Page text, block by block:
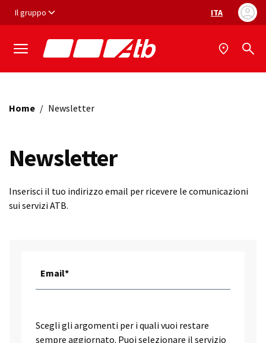
Vai ai contenuti
Vai al footer
Il gruppo Selezione
ITA
Home / Newsletter
Newsletter
Inserisci il tuo indirizzo email per ricevere le comunicazioni
sui servizi ATB.
Email*
Scegli gli argomenti per i quali vuoi restare
sempre aggiornato. Puoi selezionare il servizio